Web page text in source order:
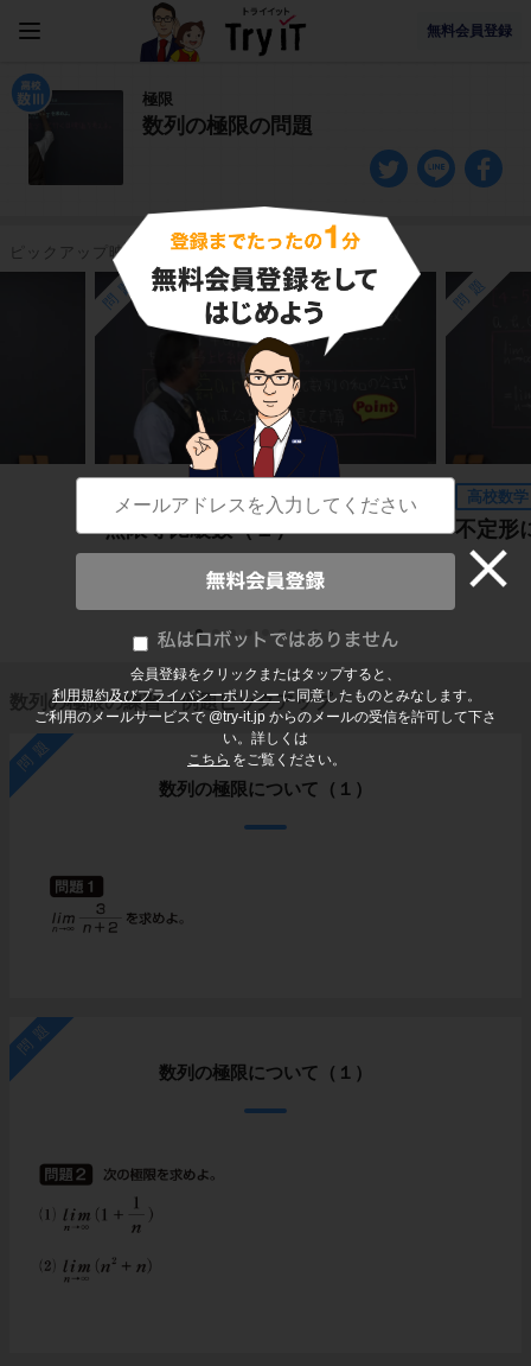
無料会員登録
会員登録をクリックまたはタップすると、
利用規約及びプライバシーポリシーに同意したものとみなします。
ご利用のメールサービスで @try-it.jp からのメールの受信を許可して下さ
い。詳しくは
こちら をご覧ください。
極限
数列の極限の問題
ピックアップ映像授業
問題
無限等比級数（１）
高校数学Ⅲ
問題
不定形
高校数
数列の極限の練習・例題ピックアップ
問題
数列の極限について（１）
問題
数列の極限について（１）